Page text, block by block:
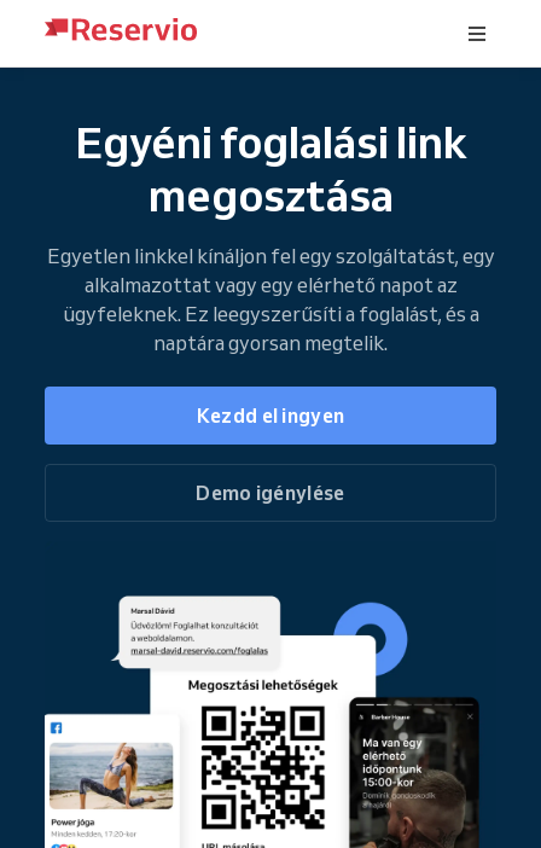
Egyéni foglalási link
megosztása
Egyetlen linkkel kínáljon fel egy szolgáltatást, egy
alkalmazottat vagy egy elérhető napot az
ügyfeleknek. Ez leegyszerűsíti a foglalást, és a
naptára gyorsan megtelik.
Kezdd el ingyen
Demo igénylése